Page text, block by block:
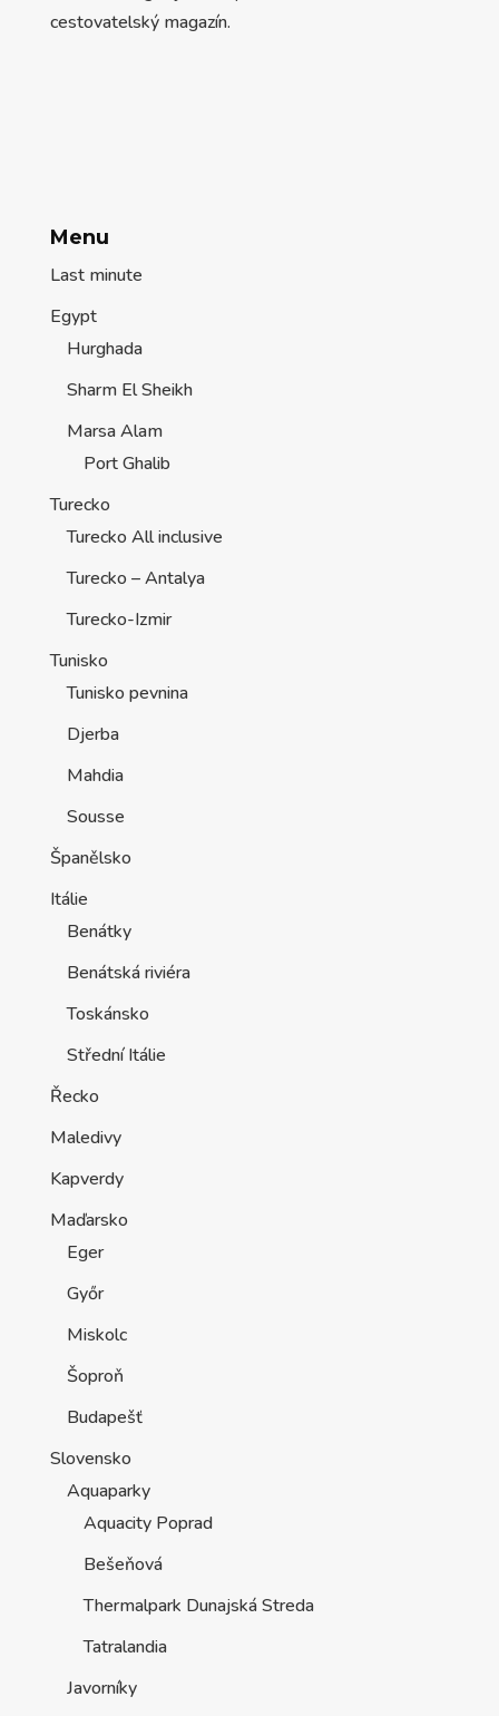
cestovatelský magazín.
Menu
Last minute
Egypt
Hurghada
Sharm El Sheikh
Marsa Alam
Port Ghalib
Turecko
Turecko All inclusive
Turecko – Antalya
Turecko-Izmir
Tunisko
Tunisko pevnina
Djerba
Mahdia
Sousse
Španělsko
Itálie
Benátky
Benátská riviéra
Toskánsko
Střední Itálie
Řecko
Maledivy
Kapverdy
Maďarsko
Eger
Győr
Miskolc
Šoproň
Budapešť
Slovensko
Aquaparky
Aquacity Poprad
Bešeňová
Thermalpark Dunajská Streda
Tatralandia
Javorníky